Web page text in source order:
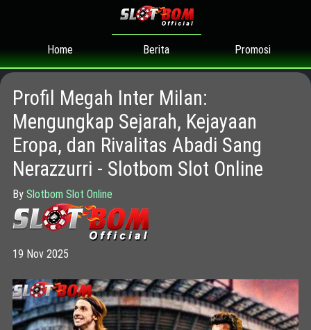
Home Berita Promosi
Profil Megah Inter Milan:
Mengungkap Sejarah, Kejayaan
Eropa, dan Rivalitas Abadi Sang
Nerazzurri - Slotbom Slot Online
By Slotbom Slot Online
19 Nov 2025